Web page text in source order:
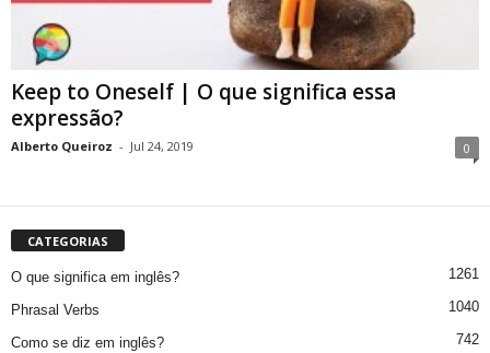
Keep to Oneself | O que significa essa
expressão?
Alberto Queiroz - Jul 24, 2019 0
CATEGORIAS
O que significa em inglês? 1261
Phrasal Verbs 1040
Como se diz em inglês? 742